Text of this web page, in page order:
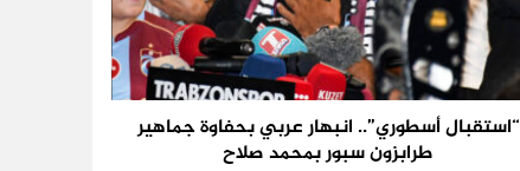
“استقبال أسطوري”.. انبهار عربي بحفاوة جماهير
طرابزون سبور بمحمد صلاح